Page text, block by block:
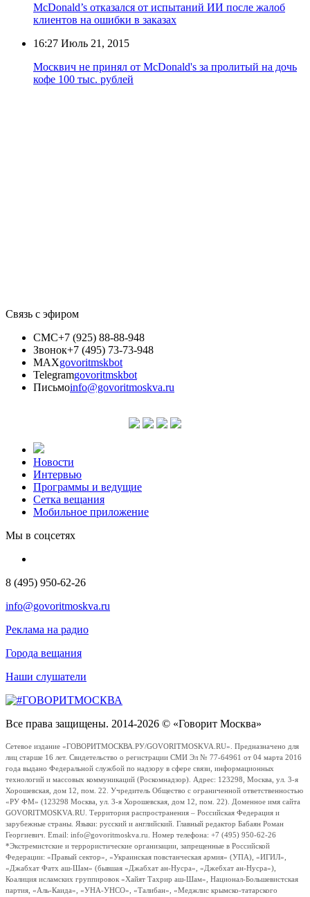
McDonald’s отказался от испытаний ИИ после жалоб
клиентов на ошибки в заказах
16:27 Июль 21, 2015
Москвич не принял от McDonald's за пролитый на дочь
кофе 100 тыс. рублей
Связь с эфиром
СМС+7 (925) 88-88-948
Звонок+7 (495) 73-73-948
MAXgovoritmskbot
Telegramgovoritmskbot
Письмоinfo@govoritmoskva.ru
Новости
Интервью
Программы и ведущие
Сетка вещания
Мобильное приложение
Мы в соцсетях
8 (495) 950-62-26
info@govoritmoskva.ru
Реклама на радио
Города вещания
Наши слушатели
Все права защищены. 2014-2026 © «Говорит Москва»
Сетевое издание «ГОВОРИТМОСКВА.РУ/GOVORITMOSKVA.RU». Предназначено для
лиц старше 16 лет. Свидетельство о регистрации СМИ Эл № 77-64961 от 04 марта 2016
года выдано Федеральной службой по надзору в сфере связи, информационных
технологий и массовых коммуникаций (Роскомнадзор). Адрес: 123298, Москва, ул. 3-я
Хорошевская, дом 12, пом. 22. Учредитель Общество с ограниченной ответственностью
«РУ ФМ» (123298 Москва, ул. 3-я Хорошевская, дом 12, пом. 22). Доменное имя сайта
GOVORITMOSKVA.RU. Территория распространения – Российская Федерация и
зарубежные страны. Языки: русский и английский. Главный редактор Бабаян Роман
Георгиевич. Email: info@govoritmoskva.ru. Номер телефона: +7 (495) 950-62-26
*Экстремистские и террористические организации, запрещенные в Российской
Федерации: «Правый сектор», «Украинская повстанческая армия» (УПА), «ИГИЛ»,
«Джабхат Фатх аш-Шам» (бывшая «Джабхат ан-Нусра», «Джебхат ан-Нусра»),
Коалиция исламских группировок «Хайят Тахрир аш-Шам», Национал-Большевистская
партия, «Аль-Каида», «УНА-УНСО», «Талибан», «Меджлис крымско-татарского